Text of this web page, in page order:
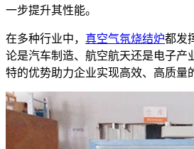
一步提升其性能。
在多种行业中， 真空气氛烧结炉都发
论是汽车制造、航空航天还是电子产
特的优势助力企业实现高效、高质量